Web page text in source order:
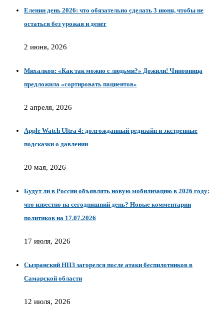
Еленин день 2026: что обязательно сделать 3 июня, чтобы не
остаться без урожая и денег
2 июня, 2026
Михалков: «Как так можно с людьми?» Дожили! Чиновница
предложила «сортировать пациентов»
2 апреля, 2026
Apple Watch Ultra 4: долгожданный редизайн и экстренные
подсказки о давлении
20 мая, 2026
Будут ли в России объявлять новую мобилизацию в 2026 году:
что известно на сегодняшний день? Новые комментарии
политиков на 17.07.2026
17 июля, 2026
Сызранский НПЗ загорелся после атаки беспилотников в
Самарской области
12 июля, 2026